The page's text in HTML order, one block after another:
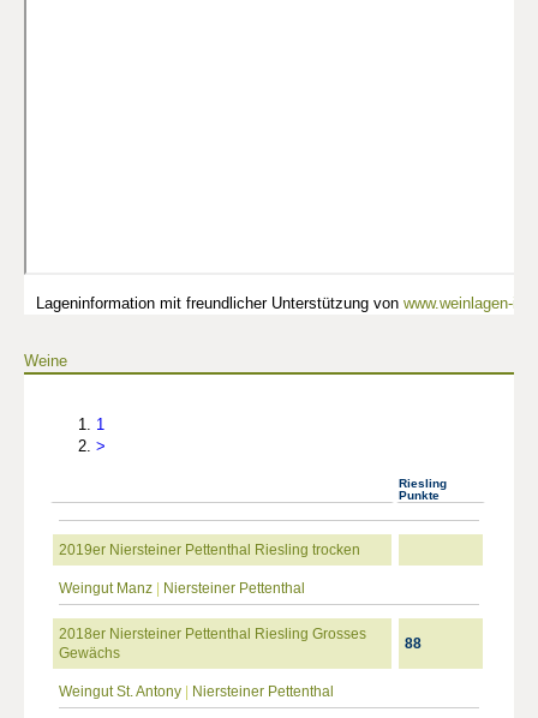
Lageninformation mit freundlicher Unterstützung von www.weinlagen-
Weine
1
>
Riesling
Punkte
2019er Niersteiner Pettenthal Riesling trocken
Weingut Manz Niersteiner Pettenthal
2018er Niersteiner Pettenthal Riesling Grosses
Gewächs
88
Weingut St. Antony Niersteiner Pettenthal